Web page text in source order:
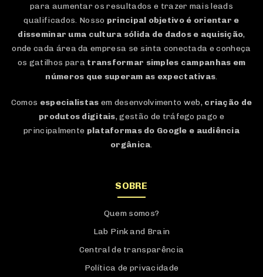
para aumentar os resultados e trazer mais leads
qualificados. Nosso principal objetivo é orientar e
disseminar uma cultura sólida de dados e aquisição,
onde cada área da empresa se sinta conectada e conheça
os gatilhos para transformar simples campanhas em
números que superam as expectativas.
Comos especialistas em desenvolvimento web, criação de
produtos digitais, gestão de tráfego pago e
principalmente plataformas do Google e audiência
orgânica.
SOBRE
Quem somos?
Lab Pink and Brain
Central de transparência
Política de privacidade